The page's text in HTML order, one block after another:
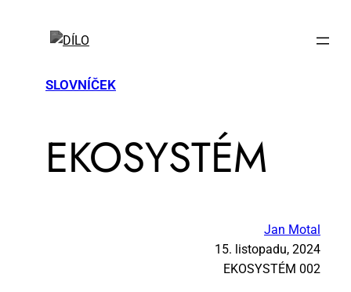
SLOVNÍČEK
EKO­SYS­TÉM
Jan Motal
15. listopadu, 2024
EKO­SYS­TÉM 002